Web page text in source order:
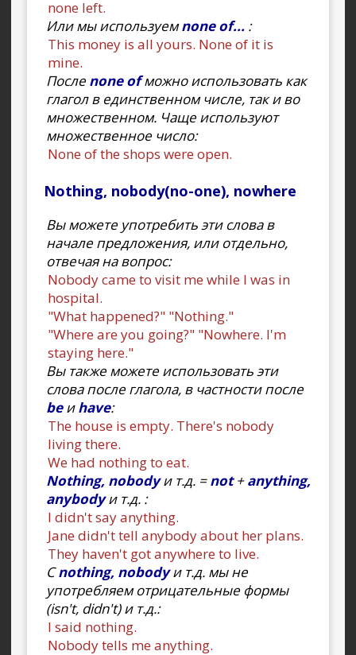
none left.
Или мы используемnone of...:
This money is all yours. None of it is
mine.
Послеnone ofможно использовать как
глагол в единственном числе, так и во
множественном. Чаще используют
множественное число:
None of the shops were open.
Nothing, nobody(no-one), nowhere
Вы можете употребить эти слова в
начале предложения, или отдельно,
отвечая на вопрос:
Nobody came to visit me while I was in
hospital.
"What happened?" "Nothing."
"Where are you going?" "Nowhere. I'm
staying here."
Вы также можете использовать эти
слова после глагола, в частности после
beиhave:
The house is empty. There's nobody
living there.
We had nothing to eat.
Nothing, nobodyи т.д. =not+anything,
anybodyи т.д. :
I didn't say anything.
Jane didn't tell anybody about her plans.
They haven't got anywhere to live.
Сnothing, nobodyи т.д. мы не
употребляем отрицательные формы
(isn't, didn't) и т.д.:
I said nothing.
Nobody tells me anything.